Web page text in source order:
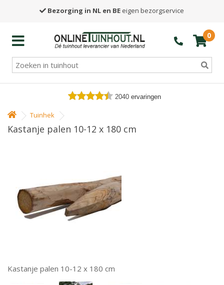
Bezorging in NL en BE eigen bezorgservice
0
2040 ervaringen
Tuinhek
Kastanje palen 10-12 x 180 cm
Kastanje palen 10-12 x 180 cm